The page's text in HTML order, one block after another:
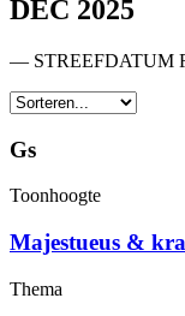
DEC 2025
— STREEFDATUM
Gs
Toonhoogte
Majestueus &
Thema